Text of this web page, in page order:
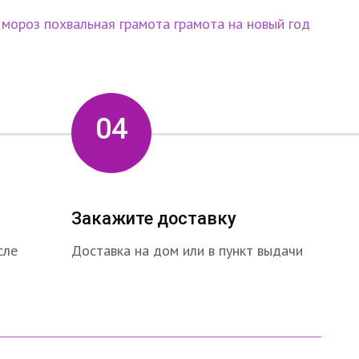
похвальная грамота грамота на новый год
04
Закажите доставку
Доставка на дом или в пункт выдачи